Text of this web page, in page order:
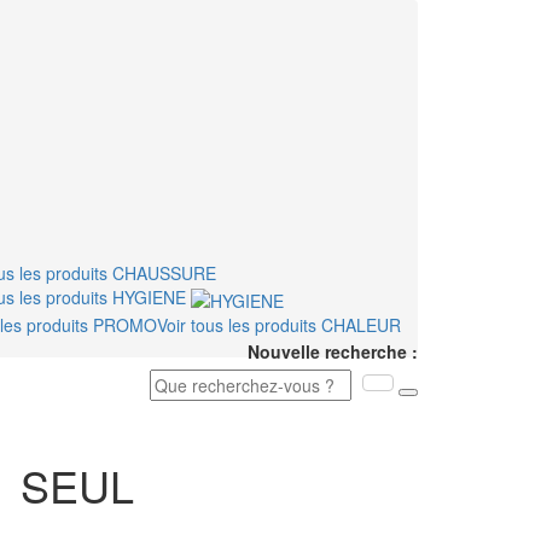
les produits CHAUSSURE
les produits HYGIENE
produits PROMOVoir tous les produits CHALEUR
Nouvelle recherche :
SEUL